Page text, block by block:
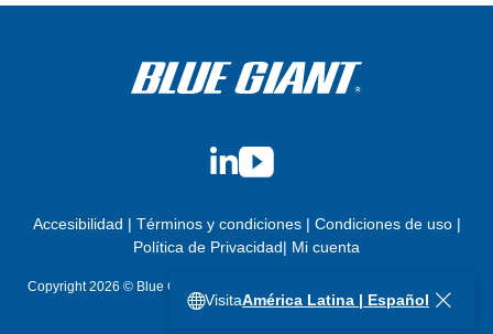
VisitaAmérica Latina | Español
LinkedIn
YouTube
Accesibilidad | Términos y condiciones| Condiciones de uso|
Política de Privacidad| Mi cuenta
Copyright 2026 © Blue Giant Equipment Corporation. Todos los derechos
reservados.